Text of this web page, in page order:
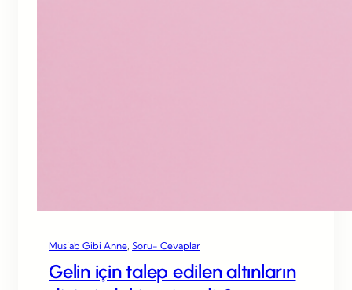
Mus’ab Gibi Anne Soru- Cevaplar
Gelin için talep edilen altınların